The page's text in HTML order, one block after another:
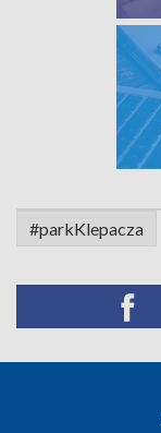
#parkKlepacza